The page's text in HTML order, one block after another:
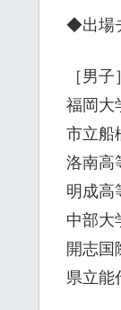
◆出場
［男子］
福岡大
市立船
洛南高
明成高
中部大
開志国
県立能